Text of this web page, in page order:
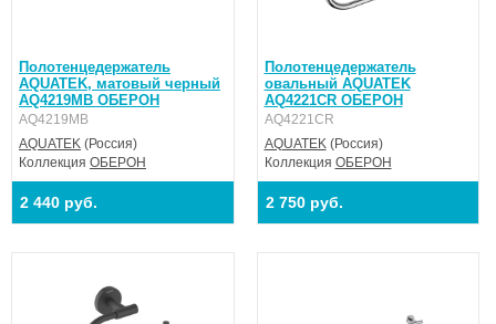
Полотенцедержатель
AQUATEK, матовый черный
AQ4219MB ОБЕРОН
AQ4219MB
AQUATEK (Россия)
Коллекция ОБЕРОН
2 440 руб.
Полотенцедержатель
овальный AQUATEK
AQ4221CR ОБЕРОН
AQ4221CR
AQUATEK(Россия)
Коллекция ОБЕРОН
2 750 руб.